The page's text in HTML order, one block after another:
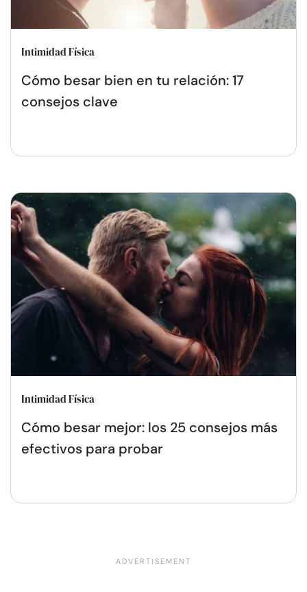
Intimidad Física
Cómo besar bien en tu relación: 17
consejos clave
Intimidad Física
Cómo besar mejor: los 25 consejos más
efectivos para probar